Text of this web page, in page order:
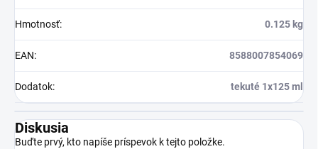
Hmotnosť: 0.125 kg
EAN: 8588007854069
Dodatok: tekuté 1x125 ml
Diskusia
Buďte prvý, kto napíše príspevok k tejto položke.